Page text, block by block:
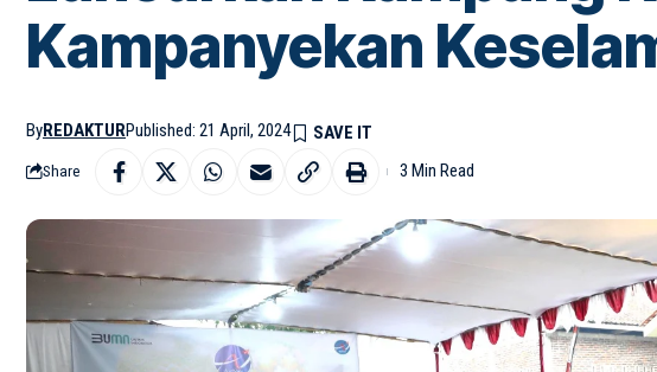
Kampanyekan
ByREDAKTURPublished: 21 April, 2024
Share 3 Min Read